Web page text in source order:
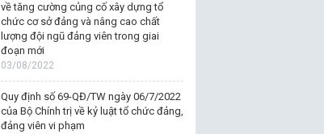
về tăng cường củng cố xây dựng tổ
chức cơ sở đảng và nâng cao chất
lượng đội ngũ đảng viên trong giai
đoạn mới
03/08/2022
Quy định số 69-QĐ/TW ngày 06/7/2022
của Bộ Chính trị về kỷ luật tổ chức đảng,
đảng viên vi phạm